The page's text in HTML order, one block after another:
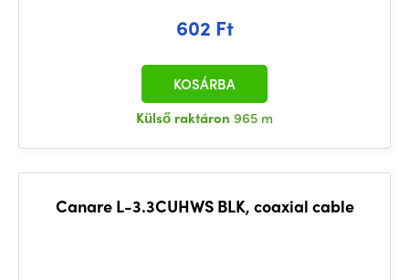
602 Ft
Külső raktáron 965 m
KOSÁRBA
Canare L-3.3CUHWS BLK, coaxial cable